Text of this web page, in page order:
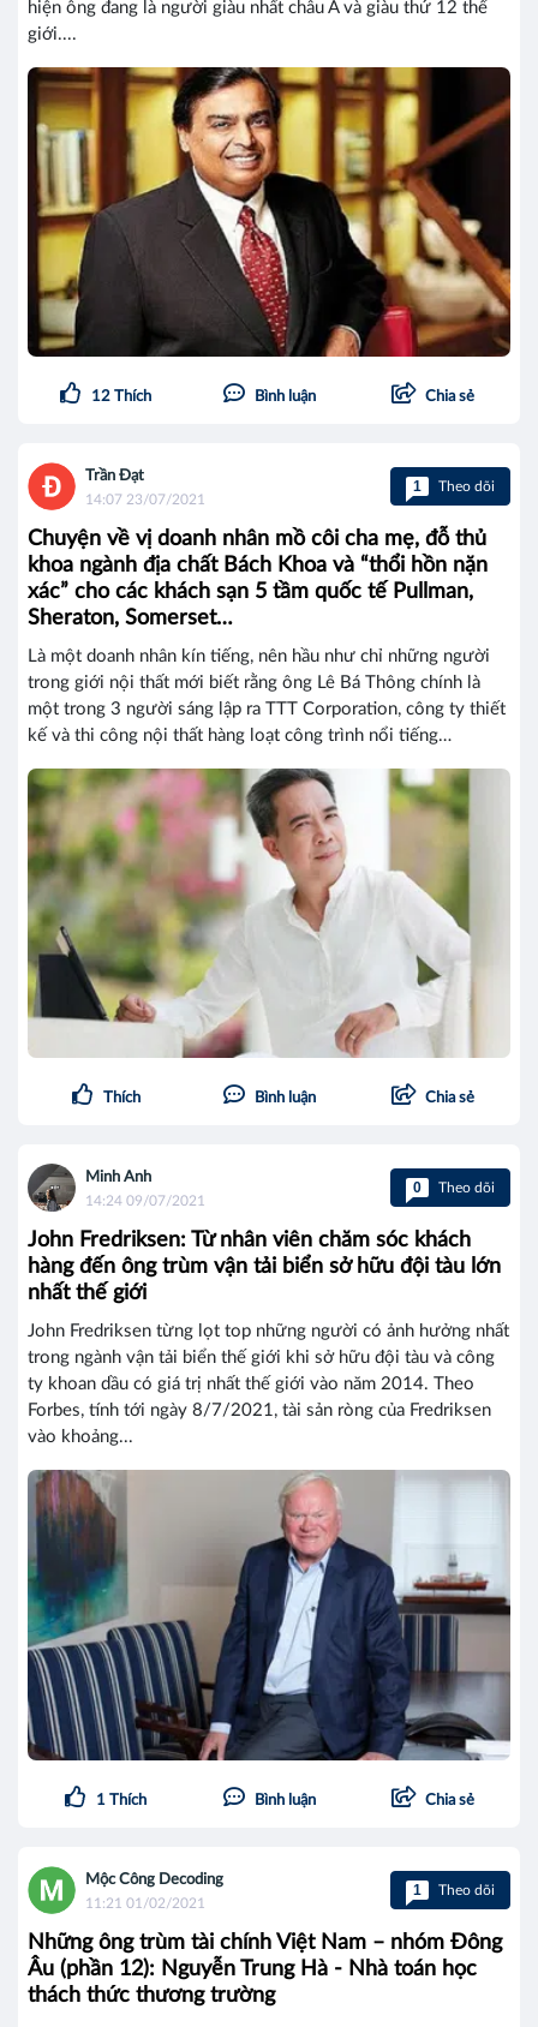
hiện ông đang là người giàu nhất châu Á và giàu thứ 12 thế
giới....
12 Thích Bình luận Chia sẻ
Trần Đạt
14:07 23/07/2021
1 Theo dõi
Chuyện về vị doanh nhân mồ côi cha mẹ, đỗ thủ
khoa ngành địa chất Bách Khoa và “thổi hồn nặn
xác” cho các khách sạn 5 tầm quốc tế Pullman,
Sheraton, Somerset…
Là một doanh nhân kín tiếng, nên hầu như chỉ những người
trong giới nội thất mới biết rằng ông Lê Bá Thông chính là
một trong 3 người sáng lập ra TTT Corporation, công ty thiết
kế và thi công nội thất hàng loạt công trình nổi tiếng…
Thích Bình luận Chia sẻ
Minh Anh
14:24 09/07/2021
0 Theo dõi
John Fredriksen: Từ nhân viên chăm sóc khách
hàng đến ông trùm vận tải biển sở hữu đội tàu lớn
nhất thế giới
John Fredriksen từng lọt top những người có ảnh hưởng nhất
trong ngành vận tải biển thế giới khi sở hữu đội tàu và công
ty khoan dầu có giá trị nhất thế giới vào năm 2014. Theo
Forbes, tính tới ngày 8/7/2021, tài sản ròng của Fredriksen
vào khoảng...
1 Thích Bình luận Chia sẻ
Mộc Công Decoding
11:21 01/02/2021
1 Theo dõi
Những ông trùm tài chính Việt Nam – nhóm Đông
Âu (phần 12): Nguyễn Trung Hà - Nhà toán học
thách thức thương trường